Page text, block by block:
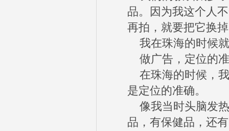
品。因为我这个人
再拍，就要把它换
我在珠海的时候就
做广告，定位的
在珠海的时候，
是定位的准确。
像我当时头脑发
品，有保健品，还